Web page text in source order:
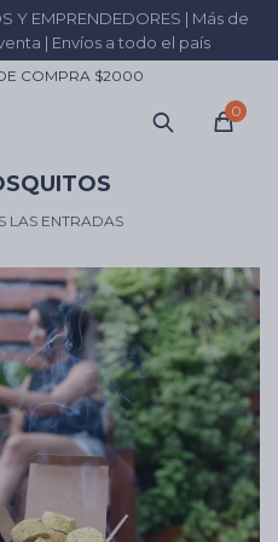
Y EMPRENDEDORES | Más de
| Envíos a todo el país
0
COMPRA $2000
LAS ENTRADAS
MI CUENTA